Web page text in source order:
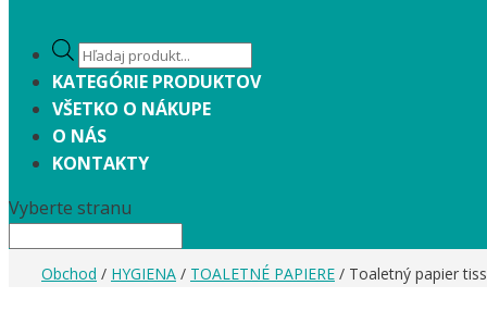
Products
search
KATEGÓRIE PRODUKTOV
VŠETKO O NÁKUPE
O NÁS
KONTAKTY
Vyberte stranu
Obchod / HYGIENA / TOALETNÉ PAPIERE / Toaletný papier